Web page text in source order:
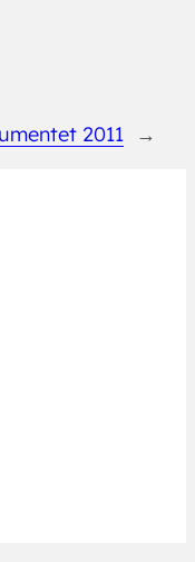
2011 →